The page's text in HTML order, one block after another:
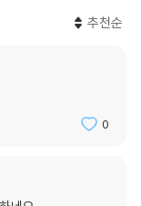
다면, 지구 온난화의
질 수 있을지도 모른
나와 있으며 새로운
는 따뜻하고 유쾌한
추천순
0